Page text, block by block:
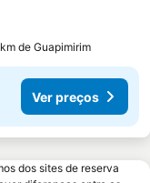
de Guapimirim
Ver preços
dos sites de reserva